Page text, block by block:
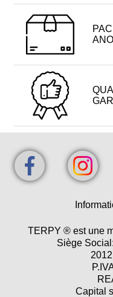
TERPY ® est une
Siège
Capital